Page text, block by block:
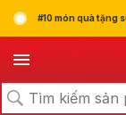
#10 món quà tặng